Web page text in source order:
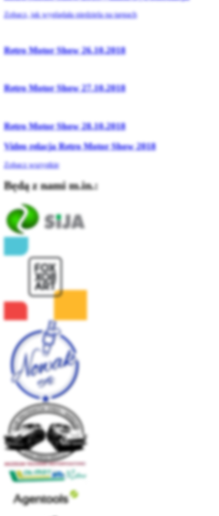
Zobacz, jak wyglądała niedziela na targach
Retro Motor Show 26.10.2018
Retro Motor Show 27.10.2018
Retro Motor Show 28.10.2018
Video relacja Retro Motor Show 2018
Zobacz wszystkie
Będą z nami m.in.: